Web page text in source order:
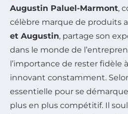
Augustin Paluel-Marmont,
célèbre marque de produits
et Augustin, partage son
dans le monde de
l’importance de rester fidèle
innovant constamment.
essentielle pour se
plus en plus compétitif. Il